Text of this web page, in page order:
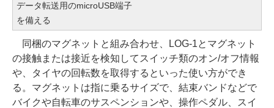
データ転送用のmicroUSB端子
を備える
同梱のマグネットと組み合わせ、LOG-1とマグネット
の接触または接近を検知してスイッチ類のオン/オフ情報
や、タイヤの回転数を取得するといった使い方ができ
る。マグネットは指に乗るサイズで、結束バンドなどで
バイクや自転車のサスペンションや、操作ペダル、スイ